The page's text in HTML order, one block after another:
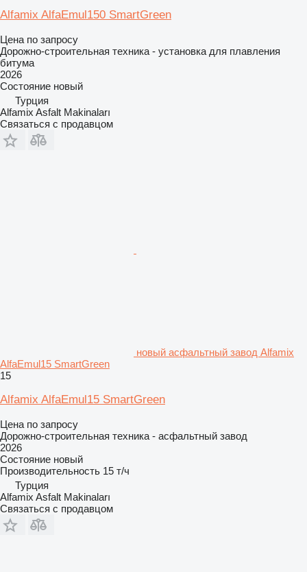
Alfamix AlfaEmul150 SmartGreen
Цена по запросу
Дорожно-строительная техника - установка для плавления
битума
2026
Состояние новый
Турция
Alfamix Asfalt Makinaları
Связаться с продавцом
новый асфальтный завод Alfamix
AlfaEmul15 SmartGreen
15
Alfamix AlfaEmul15 SmartGreen
Цена по запросу
Дорожно-строительная техника - асфальтный завод
2026
Состояние новый
Производительность 15 т/ч
Турция
Alfamix Asfalt Makinaları
Связаться с продавцом